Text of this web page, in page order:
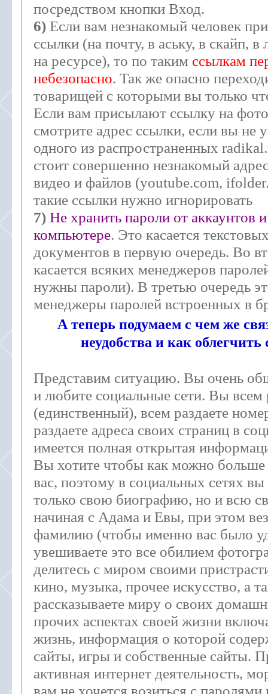
посредством кнопки Вход.
6) Если вам незнакомый человек
ссылки (на почту, в аську, в скайп,
на ресурсе), то по таким ссылкам
небезопасно. Так же опасно
товарищей с которыми вы только
Если вам присылают ссылку на
смотрите адрес ссылки, если вы не
одного из распространенных
стоит совершенно незнакомый
видео и файлов (youtube.com,
такие ссылки нужно игнорировать
7) Не хранить пароли от аккаунтов
компьютере. Это касается
документов в первую очередь. Во
касается всяких менеджеров
нужны пароли). В третью очередь
менеджеры паролей встроенных в
А теперь подумаем с чем же
неудобства и как
Представим ситуацию. Вы очень
и любите социальные сети. Вы всем
(единственный), всем раздаете
раздаете адреса своих страниц в
имеется полная открытая
Вы хотите чтобы как можно больше
вас, поэтому в социальных сетях
только свою биографию, но и всю
начиная с Адама и Евы, при этом
фамилию (чтобы именно вас было
увешиваете это все обилием
делитесь с миром своими
кино, музыка, прочее искусство, а
рассказываете миру о своих
прочих аспектах своей жизни
жизнь, информация о которой
сайты, игры и собственные сайты.
активная интернет деятельность,
вам не хочется возиться с